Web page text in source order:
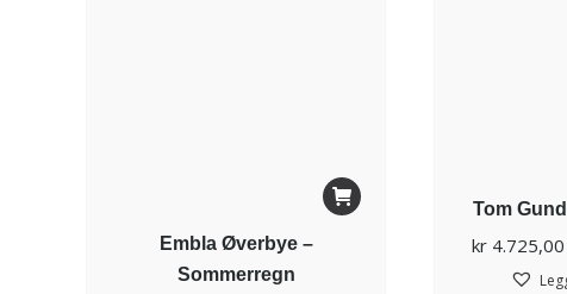
Tom
kr4.725,00
Embla Øverbye –
Sommerregn